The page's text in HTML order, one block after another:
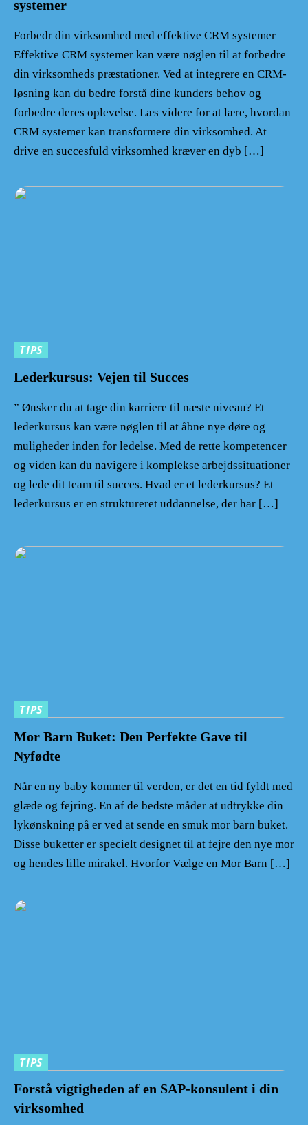
systemer
Forbedr din virksomhed med effektive CRM systemer
Effektive CRM systemer kan være nøglen til at forbedre
din virksomheds præstationer. Ved at integrere en CRM-
løsning kan du bedre forstå dine kunders behov og
forbedre deres oplevelse. Læs videre for at lære, hvordan
CRM systemer kan transformere din virksomhed. At
drive en succesfuld virksomhed kræver en dyb […]
TIPS
Lederkursus: Vejen til Succes
” Ønsker du at tage din karriere til næste niveau? Et
lederkursus kan være nøglen til at åbne nye døre og
muligheder inden for ledelse. Med de rette kompetencer
og viden kan du navigere i komplekse arbejdssituationer
og lede dit team til succes. Hvad er et lederkursus? Et
lederkursus er en struktureret uddannelse, der har […]
TIPS
Mor Barn Buket: Den Perfekte Gave til
Nyfødte
Når en ny baby kommer til verden, er det en tid fyldt med
glæde og fejring. En af de bedste måder at udtrykke din
lykønskning på er ved at sende en smuk mor barn buket.
Disse buketter er specielt designet til at fejre den nye mor
og hendes lille mirakel. Hvorfor Vælge en Mor Barn […]
TIPS
Forstå vigtigheden af en SAP-konsulent i din
virksomhed